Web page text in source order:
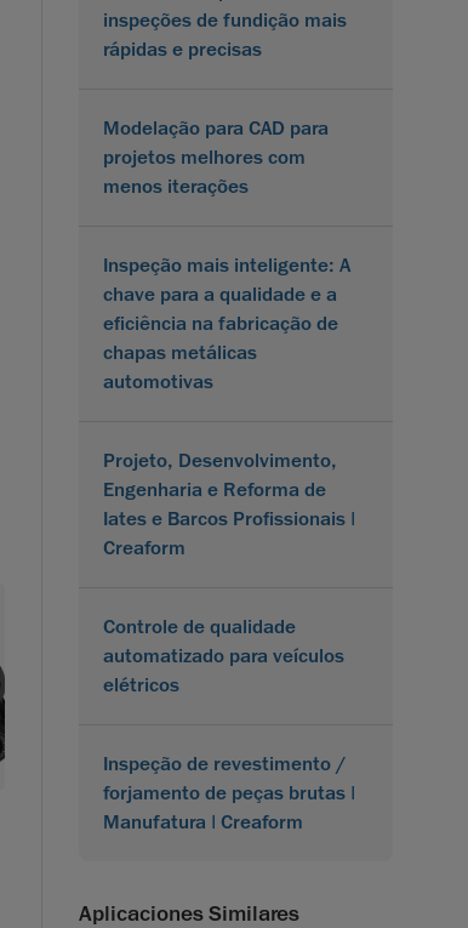
inspeções de fundição mais
rápidas e precisas
Modelação para CAD para
projetos melhores com
menos iterações
Inspeção mais inteligente: A
chave para a qualidade e a
eficiência na fabricação de
chapas metálicas
automotivas
Projeto, Desenvolvimento,
Engenharia e Reforma de
Iates e Barcos Profissionais |
Creaform
Controle de qualidade
automatizado para veículos
elétricos
Inspeção de revestimento /
forjamento de peças brutas |
Manufatura | Creaform
Aplicaciones Similares